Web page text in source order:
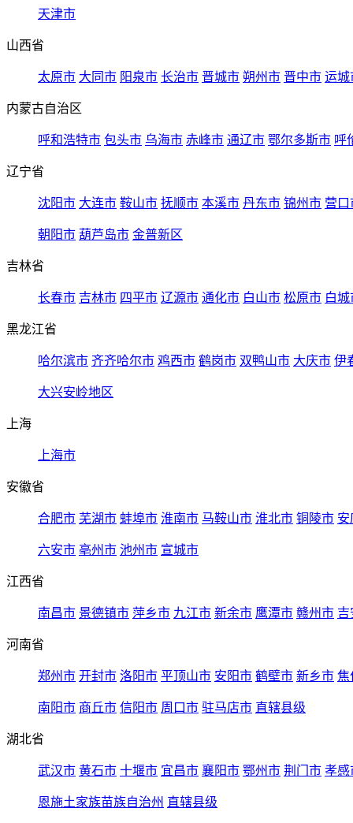
天津市
山西省
太原市 大同市 阳泉市 长治市 晋城市 朔州市 晋中市 运城
内蒙古自治区
呼和浩特市 包头市 乌海市 赤峰市 通辽市 鄂尔多斯市 呼
辽宁省
沈阳市 大连市 鞍山市 抚顺市 本溪市 丹东市 锦州市 营口
朝阳市 葫芦岛市 金普新区
吉林省
长春市 吉林市 四平市 辽源市 通化市 白山市 松原市 白城
黑龙江省
哈尔滨市 齐齐哈尔市 鸡西市 鹤岗市 双鸭山市 大庆市 伊
大兴安岭地区
上海
上海市
安徽省
合肥市 芜湖市 蚌埠市 淮南市 马鞍山市 淮北市 铜陵市 安
六安市 亳州市 池州市 宣城市
江西省
南昌市 景德镇市 萍乡市 九江市 新余市 鹰潭市 赣州市 吉
河南省
郑州市 开封市 洛阳市 平顶山市 安阳市 鹤壁市 新乡市 焦
南阳市 商丘市 信阳市 周口市 驻马店市 直辖县级
湖北省
武汉市 黄石市 十堰市 宜昌市 襄阳市 鄂州市 荆门市 孝感
恩施土家族苗族自治州 直辖县级